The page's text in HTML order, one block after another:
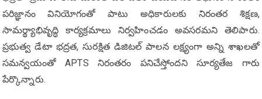
పరిజ్ఞానం వినియోగంతో పాటు అధికారులకు నిరంతర శిక్షణ,
సామర్థ్యాభివృద్ధి కార్యక్రమాలు నిర్వహించడం అవసరమని తెలిపారు.
ప్రభుత్వ డేటా భద్రత, సురక్షిత డిజిటల్ పాలన లక్ష్యంగా అన్ని శాఖలతో
సమన్వయంతో APTS నిరంతరం పనిచేస్తోందని సూర్యతేజ గారు
పేర్కొన్నారు.